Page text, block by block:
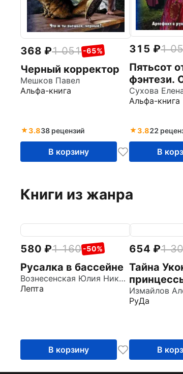
368 1 051 -65%
Черный корректор
Мешков Павел
Альфа-книга
3.838 рецензий
В корзину
315 1
Пятьсот
фэнтези.
Альфа-книга
3.822
В
Книги из жанра
580 1 160 -50%
Русалка в бассейне
Вознесенская Юлия Николаевна
Лепта
В корзину
654 1
Тайна
Измайлов
РуДа
В